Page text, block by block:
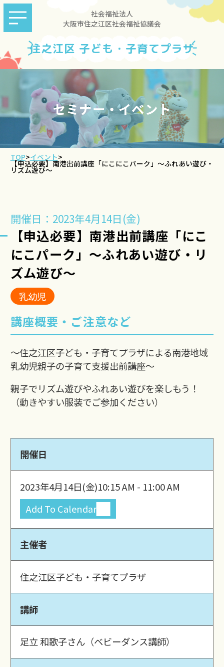
社会福祉法人
大阪市住之江区社会福祉協議会
住之江区 子ども・子育てプラザ
セミナー・イベント
TOP>イベント>
【申込必要】南港出前講座「にこにこパーク」～ふれあい遊び・
リズム遊び～
開催日：2023年4月14日(金)
【申込必要】南港出前講座「にこ
にこパーク」～ふれあい遊び・リ
ズム遊び～
乳幼児
講座概要・ご注意など
～住之江区子ども・子育てプラザによる南港地域
乳幼児親子の子育て支援出前講座～
親子でリズム遊びやふれあい遊びを楽しもう！
（動きやすい服装でご参加ください）
開催日
2023年4月14日(金)10:15 AM - 11:00 AM
Add To Calendar
主催者
住之江区子ども・子育てプラザ
講師
足立 和歌子さん（ベビーダンス講師）